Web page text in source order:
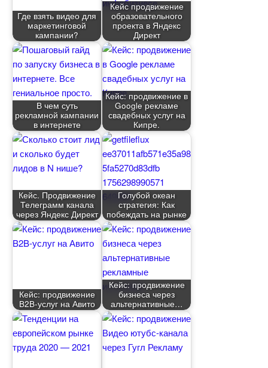
Где взять видео для
маркетинговой
кампании?
Кейс продвижение
образовательного
проекта в Яндекс
Директ
чем суть
рекламной кампании
интернете
Кейс: продвижение
Google рекламе
свадебных услуг на
Кипре.
Кейс. Продвижение
Телеграмм канала
через Яндекс Директ
Голубой океан
стратегия: Как
побеждать на рынке
Кейс: продвижение
B2B-услуг на Авито
Кейс: продвижение
изнеса через
альтернативные